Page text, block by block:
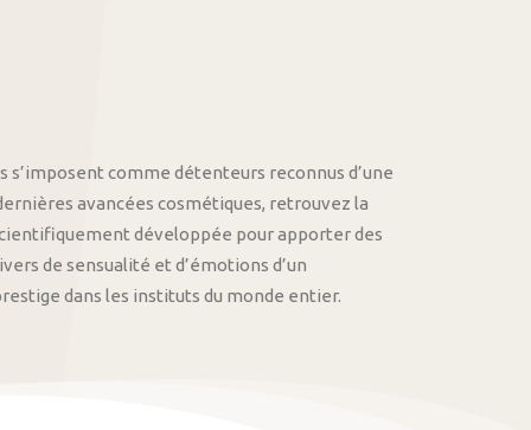
s’imposent comme détenteurs reconnus d’une
avancées cosmétiques, retrouvez la
développée pour apporter des
de sensualité et d’émotions d’un
dans les instituts du monde entier.